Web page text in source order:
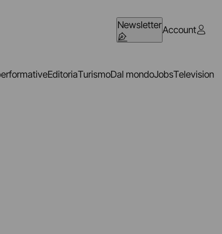
NewsletterAccount
EditoriaTurismoDal mondoJobsTelevision